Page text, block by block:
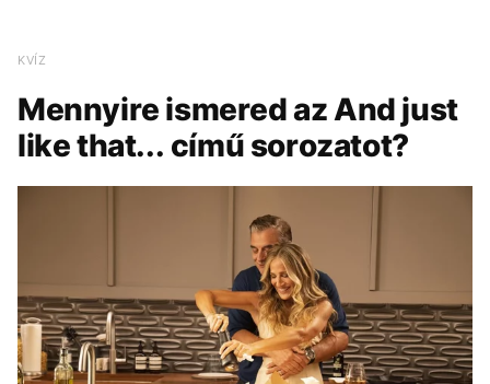
KVÍZ
Mennyire ismered az And just
like that... című sorozatot?